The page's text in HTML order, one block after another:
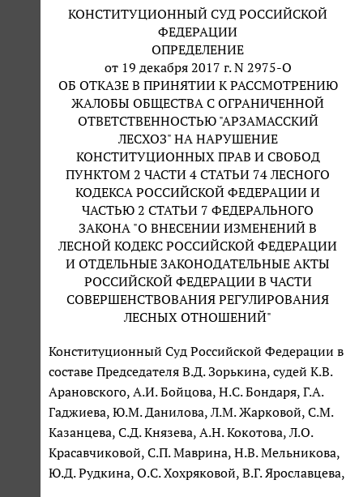
КОНСТИТУЦИОННЫЙ СУД РОССИЙСКОЙ
ФЕДЕРАЦИИ
ОПРЕДЕЛЕНИЕ
от 19 декабря 2017 г. N 2975-О
ОБ ОТКАЗЕ В ПРИНЯТИИ К РАССМОТРЕНИЮ
ЖАЛОБЫ ОБЩЕСТВА С ОГРАНИЧЕННОЙ
ОТВЕТСТВЕННОСТЬЮ "АРЗАМАССКИЙ
ЛЕСХОЗ" НА НАРУШЕНИЕ
КОНСТИТУЦИОННЫХ ПРАВ И СВОБОД
ПУНКТОМ 2 ЧАСТИ 4 СТАТЬИ 74 ЛЕСНОГО
КОДЕКСА РОССИЙСКОЙ ФЕДЕРАЦИИ И
ЧАСТЬЮ 2 СТАТЬИ 7 ФЕДЕРАЛЬНОГО
ЗАКОНА "О ВНЕСЕНИИ ИЗМЕНЕНИЙ В
ЛЕСНОЙ КОДЕКС РОССИЙСКОЙ ФЕДЕРАЦИИ
И ОТДЕЛЬНЫЕ ЗАКОНОДАТЕЛЬНЫЕ АКТЫ
РОССИЙСКОЙ ФЕДЕРАЦИИ В ЧАСТИ
СОВЕРШЕНСТВОВАНИЯ РЕГУЛИРОВАНИЯ
ЛЕСНЫХ ОТНОШЕНИЙ"
Конституционный Суд Российской Федерации в
составе Председателя В.Д. Зорькина, судей К.В.
Арановского, А.И. Бойцова, Н.С. Бондаря, Г.А.
Гаджиева, Ю.М. Данилова, Л.М. Жарковой, С.М.
Казанцева, С.Д. Князева, А.Н. Кокотова, Л.О.
Красавчиковой, С.П. Маврина, Н.В. Мельникова,
Ю.Д. Рудкина, О.С. Хохряковой, В.Г. Ярославцева,